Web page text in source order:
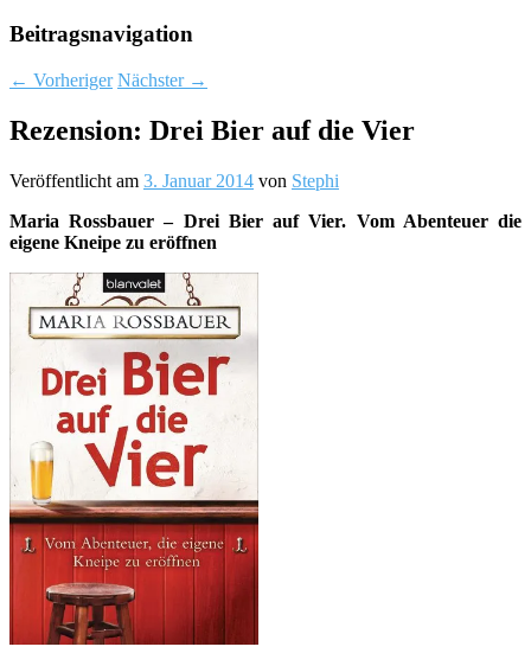
Beitragsnavigation
← Vorheriger Nächster →
Rezension: Drei Bier auf die Vier
Veröffentlicht am 3. Januar 2014 von Stephi
Maria Rossbauer – Drei Bier auf Vier. Vom Abenteuer die
eigene Kneipe zu eröffnen